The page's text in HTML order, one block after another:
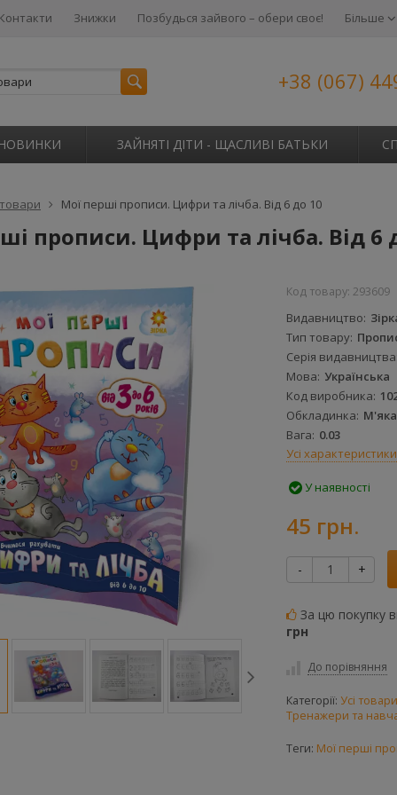
Знижки Позбудься зайвого – обери своє! Більше
+38 (067)
ЗАЙНЯТІ ДІТИ - ЩАСЛИВІ БАТЬКИ
товари Мої перші прописи. Цифри та лічба. Від 6 до 10
прописи. Цифри та лічба. Від 6
Код товару: 293609
Видавництво
Тип товару
Серія видавництва
Мова Українська
Код виробника
Обкладинка М'яка
Вага 0.03
Усі характеристики
У наявності
45 грн.
- +
За цю покупку
грн
До порівняння
Категорії: Усі товари
Тренажери та
Теги: Мої перші